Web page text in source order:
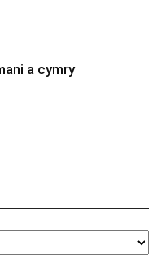
a cymry